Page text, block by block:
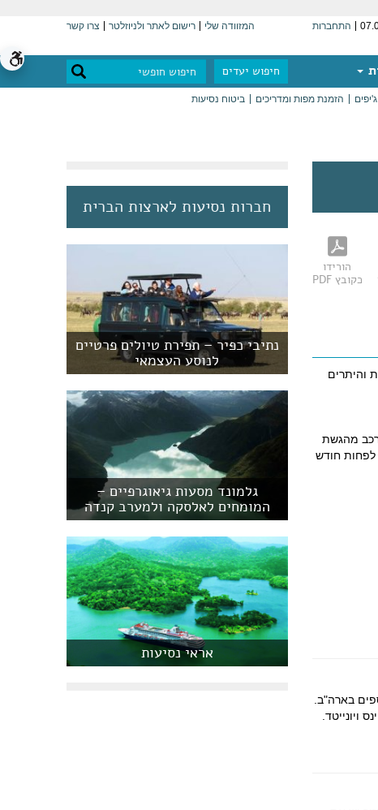
התחברות המזוודה שלי רישום לאתר ולניוזלטר צרו קשר
חיפוש יעדים
הזמנת מפות ומדריכים ביטוח נסיעות
הורידו
כקובץ PDF
והיתרים
מהגשת
לפחות חודש
בארה"ב.
ויונייטד.
חברות נסיעות לארצות הברית
נתיבי כפיר – תפירת טיולים פרטיים
לנוסע העצמאי
גלמונד מסעות גיאוגרפיים –
המומחים לאלסקה ולמערב קנדה
אראי נסיעות